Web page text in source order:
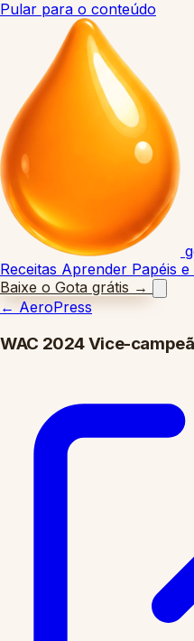
Pular para o conteúdo
Receitas Aprender Papéis
Baixe o Gota grátis →
← AeroPress
WAC 2024 Vice-